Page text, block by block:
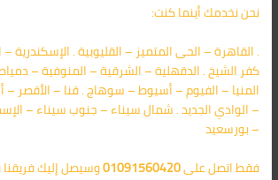
نحن نخدمك أينما كنت:
. القاهرة – الحى المتميز – القليوبية . الإسكندرية –
كفر الشيخ . الدقهلية – الشرقية – المنوفية –
المنيا – الفيوم – أسيوط – سوهاج . قنا – الأقصر –
– الوادي الجديد . شمال سيناء – جنوب سيناء –
– بورسعيد
فقط اتصل على01091560420وسيصل إليك